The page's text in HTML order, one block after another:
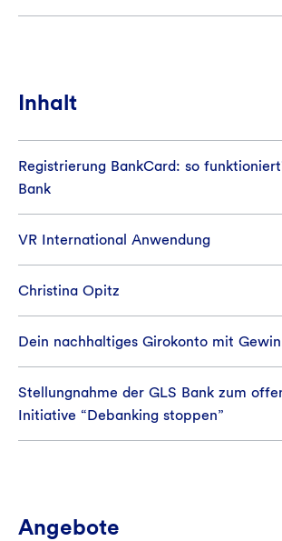
Inhalt
Registrierung BankCard: so
Bank
VR International Anwendung
Christina Opitz
Dein nachhaltiges Girokonto mit
Stellungnahme der GLS Bank zum
Initiative “Debanking stoppen”
Angebote